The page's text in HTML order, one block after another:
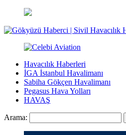
Havacılık Haberleri
İGA İstanbul Havalimanı
Sabiha Gökçen Havalimanı
Pegasus Hava Yolları
HAVAŞ
Arama: